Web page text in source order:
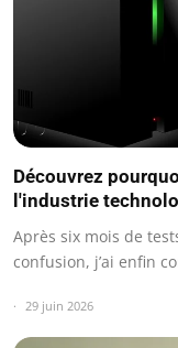
Découvrez
l'industrie
Après six mois de
confusion, j’ai enfin
29 juin 2026